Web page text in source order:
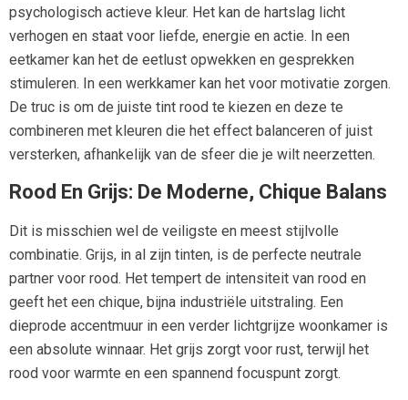
psychologisch actieve kleur. Het kan de hartslag licht
verhogen en staat voor liefde, energie en actie. In een
eetkamer kan het de eetlust opwekken en gesprekken
stimuleren. In een werkkamer kan het voor motivatie zorgen.
De truc is om de juiste tint rood te kiezen en deze te
combineren met kleuren die het effect balanceren of juist
versterken, afhankelijk van de sfeer die je wilt neerzetten.
Rood En Grijs: De Moderne, Chique Balans
Dit is misschien wel de veiligste en meest stijlvolle
combinatie. Grijs, in al zijn tinten, is de perfecte neutrale
partner voor rood. Het tempert de intensiteit van rood en
geeft het een chique, bijna industriële uitstraling. Een
dieprode accentmuur in een verder lichtgrijze woonkamer is
een absolute winnaar. Het grijs zorgt voor rust, terwijl het
rood voor warmte en een spannend focuspunt zorgt.